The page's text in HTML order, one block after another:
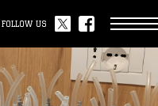
FOLLOW US